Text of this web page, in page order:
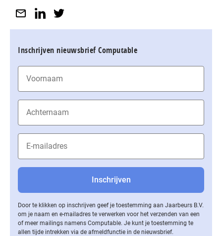
Inschrijven nieuwsbrief Computable
Door te klikken op inschrijven geef je toestemming aan Jaarbeurs B.V.
om je naam en e-mailadres te verwerken voor het verzenden van een
of meer mailings namens Computable. Je kunt je toestemming te
allen tijde intrekken via de af­meld­func­tie in de nieuwsbrief.